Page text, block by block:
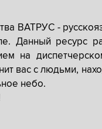
ВАТРУС -
Данный ресурс
на
вас с людьми,
небо.